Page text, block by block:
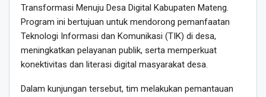
Transformasi Menuju Desa Digital Kabupaten Mateng.
Program ini bertujuan untuk mendorong pemanfaatan
Teknologi Informasi dan Komunikasi (TIK) di desa,
meningkatkan pelayanan publik, serta memperkuat
konektivitas dan literasi digital masyarakat desa.
Dalam kunjungan tersebut, tim melakukan pemantauan